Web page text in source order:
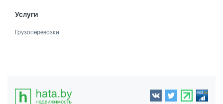
Услуги
Грузоперевозки